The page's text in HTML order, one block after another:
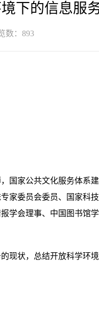
下的信息服
数： 893
国家公共文化服务体系
家委员会委员、国家科
学会理事、中国图书馆学
现状，总结开放科学环